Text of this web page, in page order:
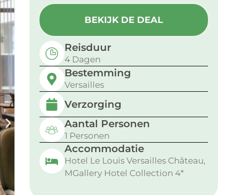
BEKIJK DE DEAL
Reisduur
4 Dagen
Bestemming
Versailles
Verzorging
Aantal Personen
1 Personen
Accommodatie
Hotel Le Louis Versailles Château,
MGallery Hotel Collection 4*